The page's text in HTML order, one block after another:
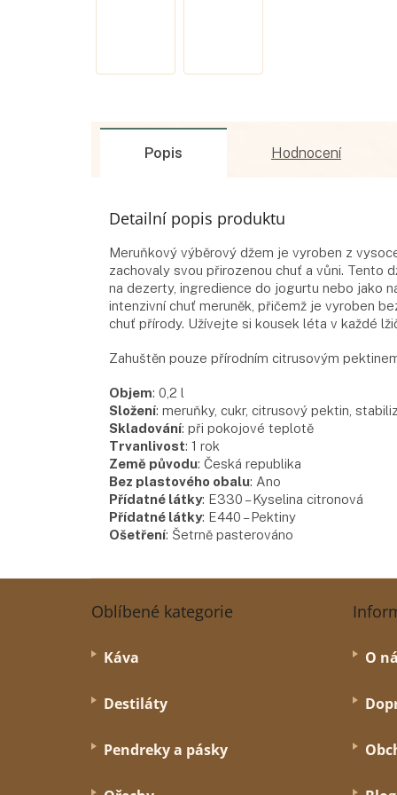
Popis Hodnocení
Detailní popis produktu
Meruňkový výběrový džem je vyroben z
zachovaly svou přirozenou chuť a vůni. Tento
na dezerty, ingredience do jogurtu nebo jako
intenzivní chuť meruněk, přičemž je vyroben
chuť přírody. Užívejte si kousek léta v každé
Zahuštěn pouze přírodním citrusovým
Objem: 0,2 l
Složení: meruňky, cukr, citrusový pektin,
Skladování: při pokojové teplotě
Trvanlivost: 1 rok
Země původu: Česká republika
Bez plastového obalu: Ano
Přídatné látky: E330 – Kyselina citronová
Přídatné látky: E440 – Pektiny
Ošetření: Šetrně pasterováno
Z
Oblíbené kategorie
Káva
Destiláty
Pendreky a pásky
O